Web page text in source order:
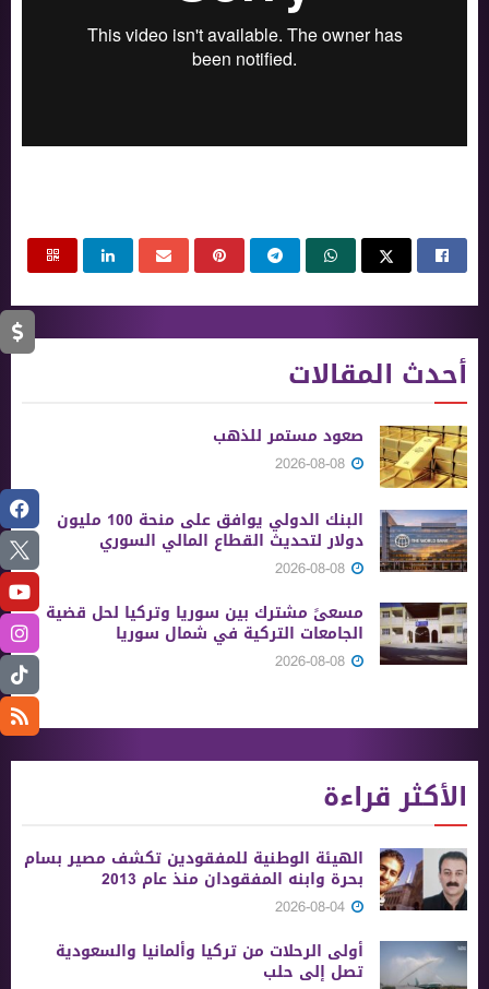
أحدث المقالات
صعود مستمر للذهب
البنك الدولي يوافق على منحة 100 مليون
دولار لتحديث القطاع المالي السوري
مسعىً مشترك بين سوريا وتركيا لحل قضية
الجامعات التركية في شمال سوريا
الأكثر قراءة
الهيئة الوطنية للمفقودين تكشف مصير بسام
بحرة وابنه المفقودان منذ عام 2013
أولى الرحلات من ‏تركيا وألمانيا والسعودية
تصل إلى حلب